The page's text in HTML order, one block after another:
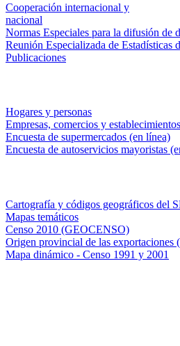
Cooperación internacional y
nacional
Normas Especiales para la difusión de
Reunión Especializada de Estadísticas
Publicaciones
Hogares y personas
Empresas, comercios y establecimientos
Encuesta de supermercados (en línea)
Encuesta de autoservicios mayoristas
Cartografía y códigos geográficos del
Mapas temáticos
Censo 2010 (GEOCENSO)
Origen provincial de las exportaciones
Mapa dinámico - Censo 1991 y 2001